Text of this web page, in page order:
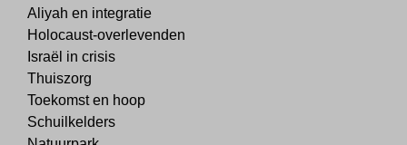
Aliyah en integratie
Holocaust-overlevenden
Israël in crisis
Thuiszorg
Toekomst en hoop
Schuilkelders